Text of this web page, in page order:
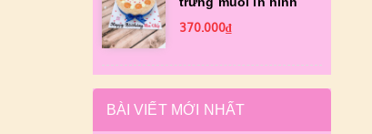
370.000₫
BÀI VIẾT MỚI NHẤT